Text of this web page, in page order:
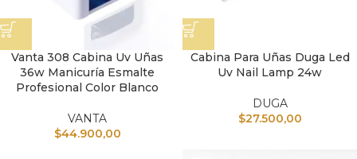
Vanta 308 Cabina Uv Uñas
36w Manicuría Esmalte
Profesional Color Blanco
VANTA
$44.900,00
Cabina Para Uñas Duga Led
Uv Nail Lamp 24w
DUGA
$27.500,00